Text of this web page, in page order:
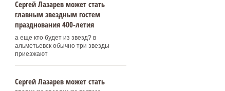
Сергей Лазарев может стать
главным звездным гостем
празднования 400‑летия
а еще кто будет из звезд? в
альметьевск обычно три звезды
приезжают
Сергей Лазарев может стать